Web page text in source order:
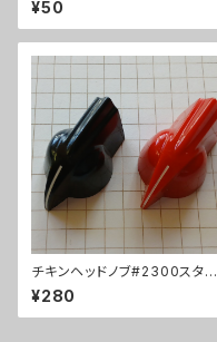
¥50
チキンヘッドノブ#2300スタイ
ル
¥280